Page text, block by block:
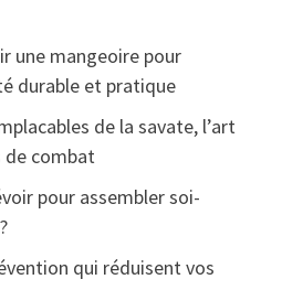
une mangeoire pour
durable et pratique
de la savate, l’art
combat
pour assembler soi-
qui réduisent vos